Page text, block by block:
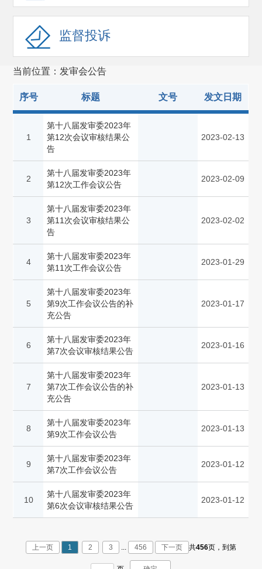
证券经营机构监管(3283)
上市公司监管(6851)
基金监管(13629)
私募基金监管(13)
期货监管(1296)
债券监管(3663)
行政执法(3269)
行政复议(1540)
国际合作(1869)
证券服务机构监管(257)
其他(473)
监督投诉
当前位置：发审会公告
序号 标题 文号 发文日期
1
第十八届发审委2023年
第12次会议审核结果公
告
2023-02-13
2
第十八届发审委2023年
第12次工作会议公告
2023-02-09
3
第十八届发审委2023年
第11次会议审核结果公
告
2023-02-02
4
第十八届发审委2023年
第11次工作会议公告
2023-01-29
5
第十八届发审委2023年
第9次工作会议公告的补
充公告
2023-01-17
6
第十八届发审委2023年
第7次会议审核结果公告
2023-01-16
7
第十八届发审委2023年
第7次工作会议公告的补
充公告
2023-01-13
8
第十八届发审委2023年
第9次工作会议公告
2023-01-13
9
第十八届发审委2023年
第7次工作会议公告
2023-01-12
10
第十八届发审委2023年
第6次会议审核结果公告
2023-01-12
上一页 1 2 3 ... 456 下一页 共456页， 到第